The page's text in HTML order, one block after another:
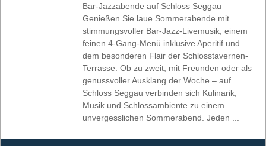
Bar-Jazzabende auf Schloss Seggau
Genießen Sie laue Sommerabende mit
stimmungsvoller Bar-Jazz-Livemusik, einem
feinen 4-Gang-Menü inklusive Aperitif und
dem besonderen Flair der Schlosstavernen-
Terrasse. Ob zu zweit, mit Freunden oder als
genussvoller Ausklang der Woche – auf
Schloss Seggau verbinden sich Kulinarik,
Musik und Schlossambiente zu einem
unvergesslichen Sommerabend. Jeden ...